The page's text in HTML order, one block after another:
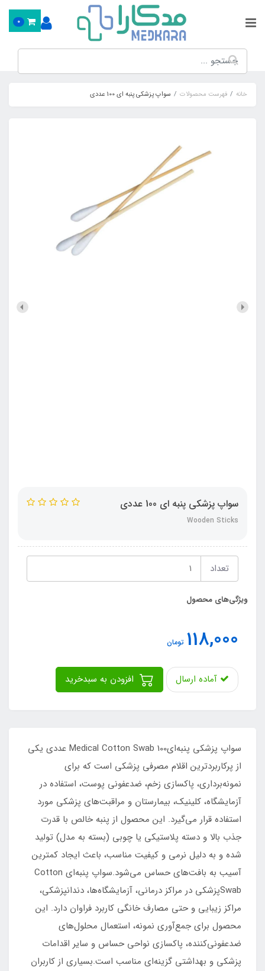
0
خانه فهرست محصولات سواپ پزشکی پنبه ای 100 عددی
سواپ پزشکی پنبه ای 100 عددی
Wooden Sticks
تعداد
ویژگی‌های محصول
118,000 تومان
آماده ارسال
سواپ پزشکی پنبه‌ایMedical Cotton Swab 100 عددی یکی
از پرکاربردترین اقلام مصرفی پزشکی است که برای
نمونه‌برداری، پاکسازی زخم، ضدعفونی پوست، استفاده در
آزمایشگاه، کلینیک، بیمارستان و مراقبت‌های پزشکی مورد
استفاده قرار می‌گیرد. این محصول از پنبه خالص با قدرت
جذب بالا و دسته پلاستیکی یا چوبی (بسته به مدل) تولید
شده و به دلیل نرمی و کیفیت مناسب، باعث ایجاد کمترین
آسیب به بافت‌های حساس می‌شود.سواپ پنبه‌ای Cotton
Swabپزشکی در مراکز درمانی، آزمایشگاه‌ها، دندانپزشکی،
مراکز زیبایی و حتی مصارف خانگی کاربرد فراوان دارد. این
محصول برای جمع‌آوری نمونه، استعمال محلول‌های
ضدعفونی‌کننده، پاکسازی نواحی حساس و سایر اقدامات
پزشکی و بهداشتی گزینه‌ای مناسب است.بسیاری از کاربران